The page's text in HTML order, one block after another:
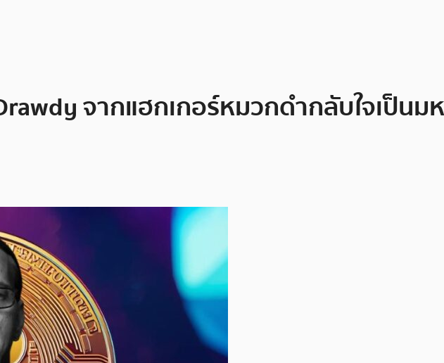
จากแฮกเกอร์หมวกดำกลับใจเป็นม